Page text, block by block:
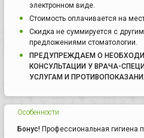
электронном виде.
Стоимость оплачивается на
Скидка не суммируется с
предложениями стоматологии.
ПРЕДУПРЕЖДАЕМ О
КОНСУЛЬТАЦИИ У ВРАЧА-
УСЛУГАМ И
Особенности
Бонус! Профессиональная гигиена